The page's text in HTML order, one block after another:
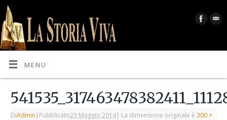
MENU
DiAdmin | Pubblicato23 Maggio 2014| La dimensione originale è300 ×